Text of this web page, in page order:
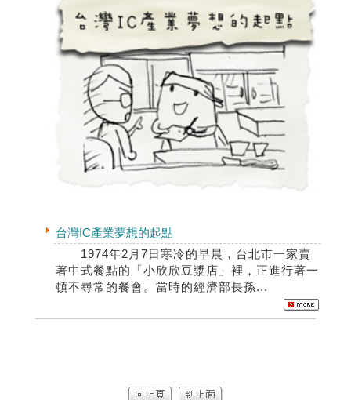
台灣IC產業夢想的起點
1974年2月7日寒冷的早晨，台北市一家賣
著中式餐點的「小欣欣豆漿店」裡，正進行著一
頓不尋常的餐會。當時的經濟部長孫...